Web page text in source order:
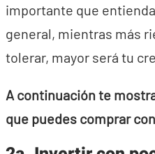
importante que
general, mientras más
tolerar, mayor será tu
A continuación te
que puedes comprar